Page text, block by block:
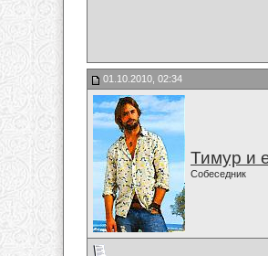
01.10.2010, 02:34
Тимур и
Собеседник